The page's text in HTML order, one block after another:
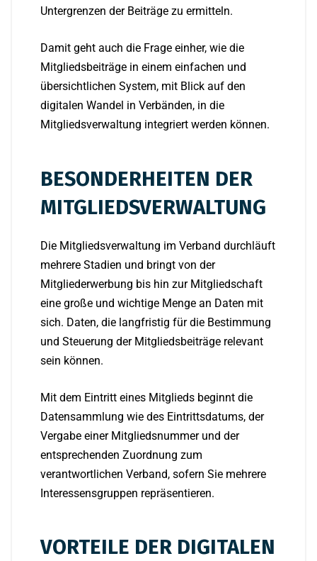
Untergrenzen der Beiträge zu ermitteln.
Damit geht auch die Frage einher, wie die
Mitgliedsbeiträge in einem einfachen und
übersichtlichen System, mit Blick auf den
digitalen Wandel in Verbänden, in die
Mitgliedsverwaltung integriert werden können.
BESONDERHEITEN DER
MITGLIEDSVERWALTUNG
Die Mitgliedsverwaltung im Verband durchläuft
mehrere Stadien und bringt von der
Mitgliederwerbung bis hin zur Mitgliedschaft
eine große und wichtige Menge an Daten mit
sich. Daten, die langfristig für die Bestimmung
und Steuerung der Mitgliedsbeiträge relevant
sein können.
Mit dem Eintritt eines Mitglieds beginnt die
Datensammlung wie des Eintrittsdatums, der
Vergabe einer Mitgliedsnummer und der
entsprechenden Zuordnung zum
verantwortlichen Verband, sofern Sie mehrere
Interessensgruppen repräsentieren.
VORTEILE DER DIGITALEN